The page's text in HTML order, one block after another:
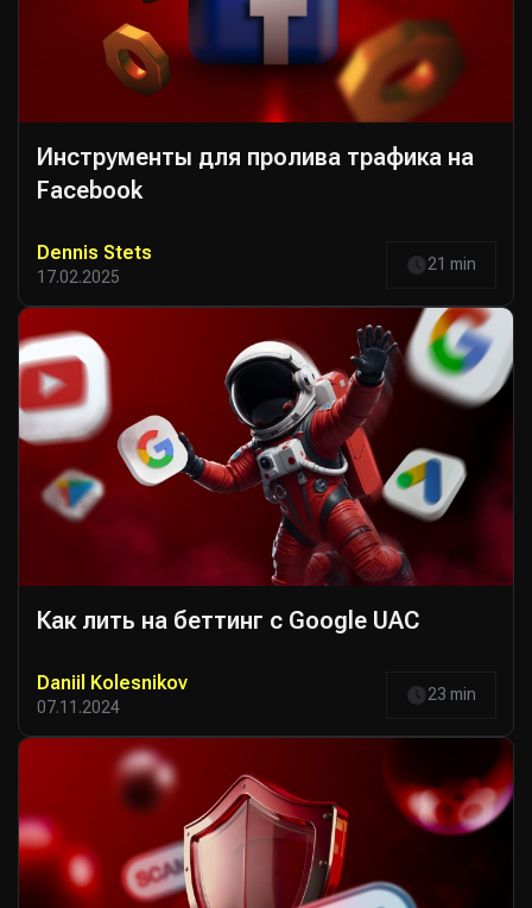
Инструменты для пролива трафика на
Facebook
Dennis Stets
17.02.2025
21 min
Как лить на беттинг с Google UAC
Daniil Kolesnikov
07.11.2024
23 min